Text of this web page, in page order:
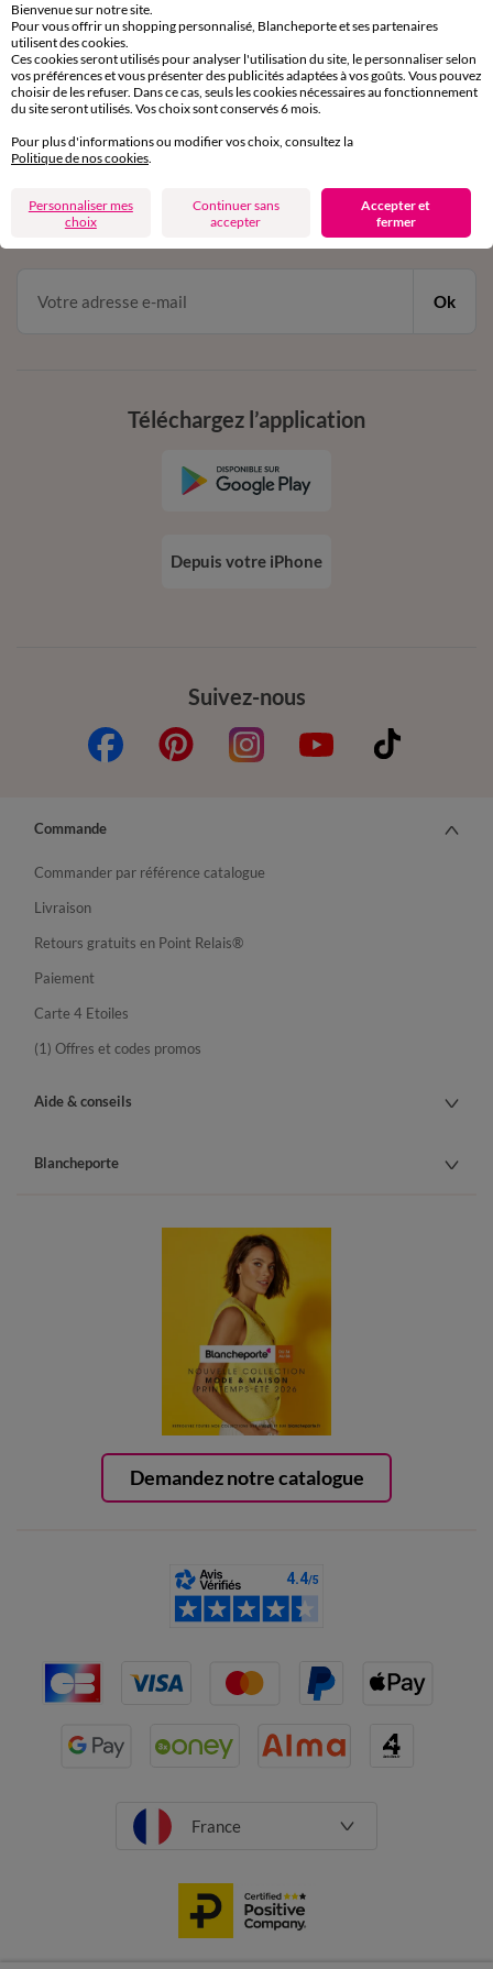
Service clients
par chat et par téléphone
de 8h00 à 20h00 du lundi au samedi
en vous inscrivant à la newsletter
dès 20€ d’achat
conditions dans votre email de confirmation
Ok
Suivez-nous
Téléchargez l’application
Depuis votre iPhone
Demandez notre catalogue
Commande
Commander par référence catalogue
Livraison
Retours gratuits en Point Relais®
Paiement
Carte 4 Etoiles
(1) Offres et codes promos
Aide & conseils
Blancheporte
France
Bienvenue sur notre site.
Pour vous offrir un shopping personnalisé, Blancheporte et ses partenaires
utilisent des cookies.
Ces cookies seront utilisés pour analyser l'utilisation du site, le personnaliser selon
vos préférences et vous présenter des publicités adaptées à vos goûts. Vous pouvez
choisir de les refuser. Dans ce cas, seuls les cookies nécessaires au fonctionnement
du site seront utilisés. Vos choix sont conservés 6 mois.
Pour plus d'informations ou modifier vos choix, consultez la
Politique de nos cookies.
Personnaliser mes
choix
Continuer sans
accepter
Accepter et
fermer